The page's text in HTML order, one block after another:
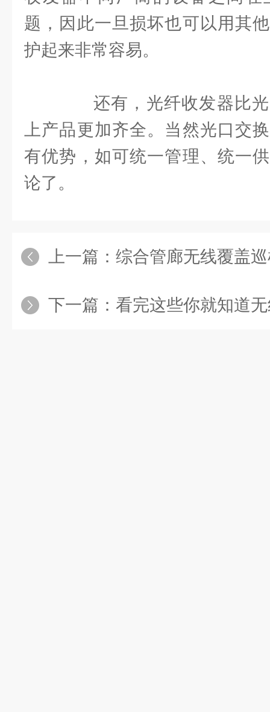
题，因此一旦损坏也可以用其
护起来非常容易。
还有，光纤收发器比光
上产品更加齐全。当然光口交
有优势，如可统一管理、统一
论了。
上一篇： 综合管廊无线覆盖
下一篇： 看完这些你就知道